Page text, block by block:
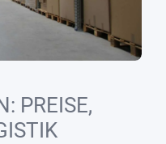
PREISE,